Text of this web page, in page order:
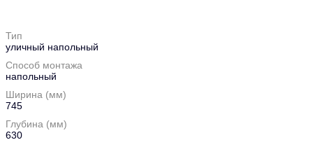
Тип
уличный напольный
Способ монтажа
напольный
Ширина (мм)
745
Глубина (мм)
630